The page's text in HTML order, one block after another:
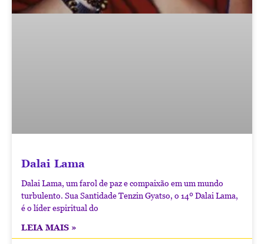
Dalai Lama
Dalai Lama, um farol de paz e compaixão em um mundo
turbulento. Sua Santidade Tenzin Gyatso, o 14º Dalai Lama,
é o líder espiritual do
LEIA MAIS »